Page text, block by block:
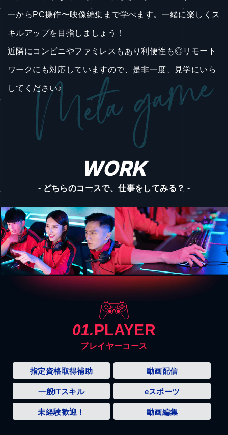
一からPC操作〜映像編集まで学べます。一緒に楽しくス
キルアップを目指しましょう！
近隣にコンビニやファミレスもあり利便性も◎リモート
ワークにも対応していますので、是非一度、見学にいら
してください♪
WORK
- どちらのコースで、仕事をしてみる？ -
01.PLAYER
プレイヤーコース
指定資格取得補助 動画配信
一般ITスキル eスポーツ
未経験歓迎！ 動画編集